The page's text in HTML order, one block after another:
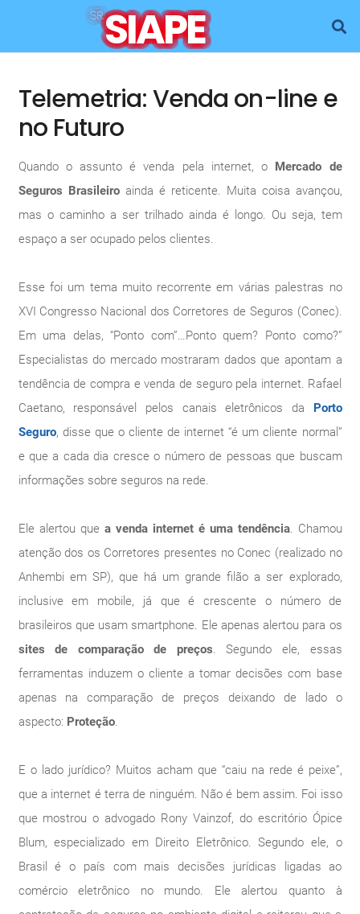
SR.SIAPE
Telemetria: Venda on-line e
no Futuro
Quando o assunto é venda pela internet, o Mercado de
Seguros Brasileiroainda é reticente. Muita coisa avançou,
mas o caminho a ser trilhado ainda é longo. Ou seja, tem
espaço a ser ocupado pelos clientes.
Esse foi um tema muito recorrente em várias palestras no
XVI Congresso Nacional dos Corretores de Seguros (Conec).
Em uma delas, “Ponto com”…Ponto quem? Ponto como?”
Especialistas do mercado mostraram dados que apontam a
tendência de compra e venda de seguro pela internet. Rafael
Caetano, responsável pelos canais eletrônicos da Porto
Seguro, disse que o cliente de internet “é um cliente normal”
e que a cada dia cresce o número de pessoas que buscam
informações sobre seguros na rede.
Ele alertou que a venda internet é uma tendência. Chamou
atenção dos os Corretores presentes no Conec (realizado no
Anhembi em SP), que há um grande filão a ser explorado,
inclusive em mobile, já que é crescente o número de
brasileiros que usam smartphone. Ele apenas alertou para os
sites de comparação de preços . Segundo ele, essas
ferramentas induzem o cliente a tomar decisões com base
apenas na comparação de preços deixando de lado o
aspecto: Proteção.
E o lado jurídico? Muitos acham que “caiu na rede é peixe”,
que a internet é terra de ninguém. Não é bem assim. Foi isso
que mostrou o advogado Rony Vainzof, do escritório Ópice
Blum, especializado em Direito Eletrônico. Segundo ele, o
Brasil é o país com mais decisões jurídicas ligadas ao
comércio eletrônico no mundo. Ele alertou quanto à